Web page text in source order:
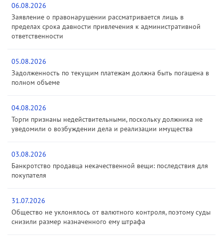
06.08.2026
Заявление о правонарушении рассматривается лишь в
пределах срока давности привлечения к административной
ответственности
05.08.2026
Задолженность по текущим платежам должна быть погашена в
полном объеме
04.08.2026
Торги признаны недействительными, поскольку должника не
уведомили о возбуждении дела и реализации имущества
03.08.2026
Банкротство продавца некачественной вещи: последствия для
покупателя
31.07.2026
Общество не уклонялось от валютного контроля, поэтому суды
снизили размер назначенного ему штрафа